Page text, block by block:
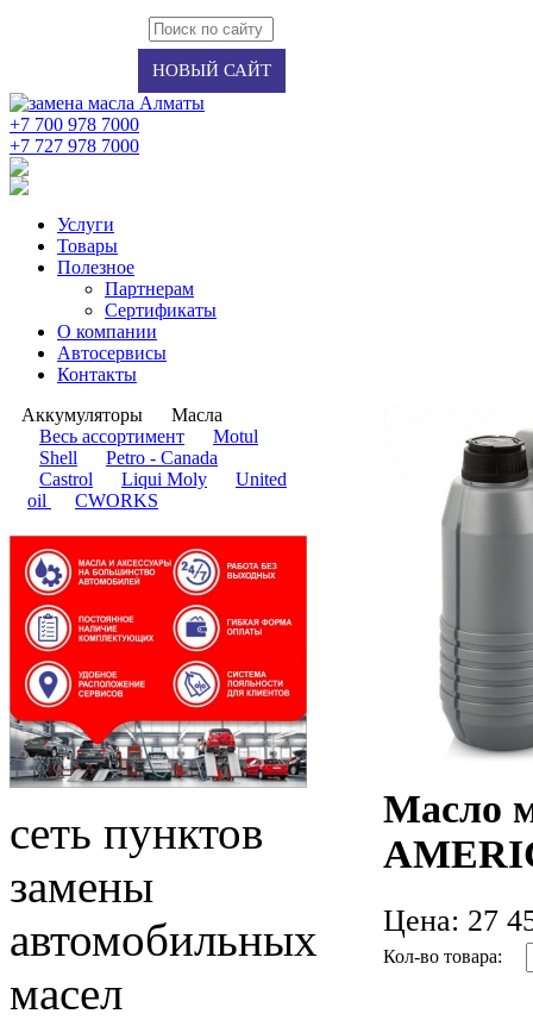
НОВЫЙ САЙТ
+7 700 978 7000
‭+7 727 978 7000‬
Услуги
Товары
Полезное
Партнерам
Сертификаты
О компании
Автосервисы
Контакты
Аккумуляторы
Масла
​Весь ассортимент
Motul
Shell
Petro - Canada
Castrol
Liqui Moly
United
oil
CWORKS
Масло
Цена: 27
Кол-во товара:
сеть пунктов
замены
автомобильных
масел